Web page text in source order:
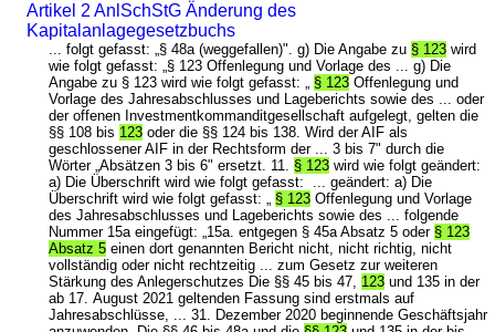
Artikel 2 AnlSchStG Änderung des
Kapitalanlagegesetzbuchs
... folgt gefasst: „§ 48a (weggefallen)". g) Die Angabe zu § 123 wird
wie folgt gefasst: „§ 123 Offenlegung und Vorlage des ... g) Die
Angabe zu § 123 wird wie folgt gefasst: „ § 123 Offenlegung und
Vorlage des Jahresabschlusses und Lageberichts sowie des ... oder
der offenen Investmentkommanditgesellschaft aufgelegt, gelten die
§§ 108 bis 123 oder die §§ 124 bis 138. Wird der AIF als
geschlossener AIF in der Rechtsform der ... 3 bis 7" durch die
Wörter „Absätzen 3 bis 6" ersetzt. 11. § 123 wird wie folgt geändert:
a) Die Überschrift wird wie folgt gefasst: ... geändert: a) Die
Überschrift wird wie folgt gefasst: „ § 123 Offenlegung und Vorlage
des Jahresabschlusses und Lageberichts sowie des ... folgende
Nummer 15a eingefügt: „15a. entgegen § 45a Absatz 5 oder § 123
Absatz 5 einen dort genannten Bericht nicht, nicht richtig, nicht
vollständig oder nicht rechtzeitig ... zum Gesetz zur weiteren
Stärkung des Anlegerschutzes Die §§ 45 bis 47, 123 und 135 in der
ab 17. August 2021 geltenden Fassung sind erstmals auf
Jahresabschlüsse, ... 31. Dezember 2020 beginnende Geschäftsjahr